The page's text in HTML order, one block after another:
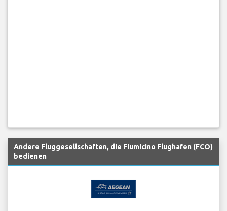
Andere Fluggesellschaften, die Fiumicino Flughafen (FCO)
bedienen